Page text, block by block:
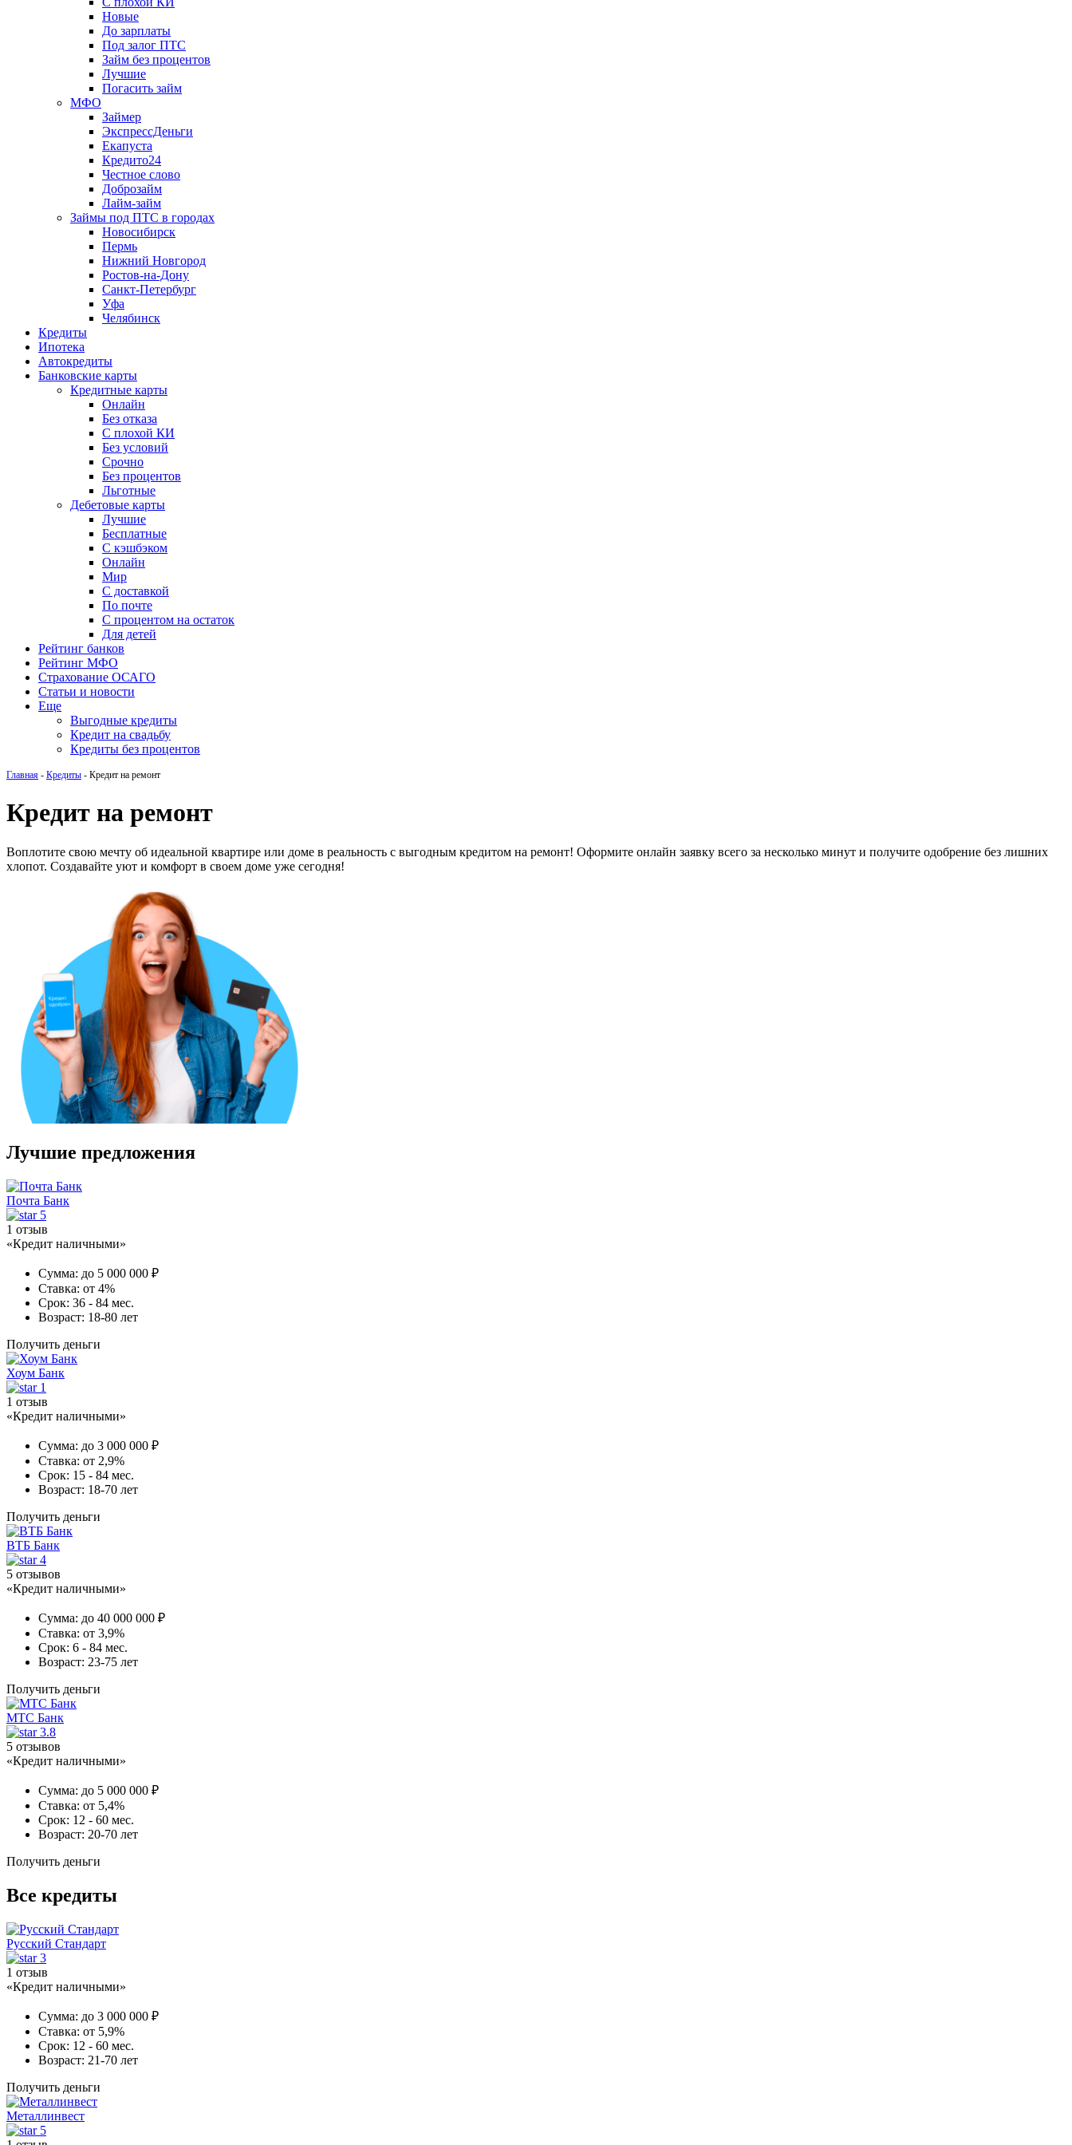
Новые
До зарплаты
Под залог ПТС
Займ без процентов
Лучшие
Погасить займ
МФО
Займер
ЭкспрессДеньги
Екапуста
Кредито24
Честное слово
Доброзайм
Лайм-займ
Займы под ПТС в городах
Новосибирск
Пермь
Нижний Новгород
Ростов-на-Дону
Санкт-Петербург
Уфа
Челябинск
Кредиты
Ипотека
Автокредиты
Банковские карты
Кредитные карты
Онлайн
Без отказа
С плохой КИ
Без условий
Срочно
Без процентов
Льготные
Дебетовые карты
Лучшие
Бесплатные
С кэшбэком
Онлайн
Мир
С доставкой
По почте
С процентом на остаток
Для детей
Рейтинг банков
Рейтинг МФО
Страхование ОСАГО
Статьи и новости
Еще
Выгодные кредиты
Кредит на свадьбу
Кредиты без процентов
Главная - Кредиты - Кредит на ремонт
Кредит на ремонт
Воплотите свою мечту об идеальной квартире или доме в реальность с выгодным кредитом на ремонт! Оформите онлайн заявку всего за несколько минут и получите одобрение без лишних
хлопот. Создавайте уют и комфорт в своем доме уже сегодня!
Лучшие предложения
Почта Банк
5
1 отзыв
«Кредит наличными»
Сумма: до 5 000 000 ₽
Ставка: от 4%
Срок: 36 - 84 мес.
Возраст: 18-80 лет
Получить деньги
Хоум Банк
1
1 отзыв
«Кредит наличными»
Сумма: до 3 000 000 ₽
Ставка: от 2,9%
Срок: 15 - 84 мес.
Возраст: 18-70 лет
Получить деньги
ВТБ Банк
4
5 отзывов
«Кредит наличными»
Сумма: до 40 000 000 ₽
Ставка: от 3,9%
Срок: 6 - 84 мес.
Возраст: 23-75 лет
Получить деньги
МТС Банк
3.8
5 отзывов
«Кредит наличными»
Сумма: до 5 000 000 ₽
Ставка: от 5,4%
Срок: 12 - 60 мес.
Возраст: 20-70 лет
Получить деньги
Все кредиты
Русский Стандарт
3
1 отзыв
«Кредит наличными»
Сумма: до 3 000 000 ₽
Ставка: от 5,9%
Срок: 12 - 60 мес.
Возраст: 21-70 лет
Получить деньги
Металлинвест
5